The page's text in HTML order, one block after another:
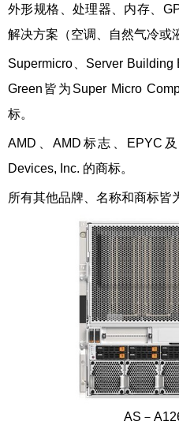
外形规格、处理器、内存、
解决方案（空调、自然气冷或
Supermicro、Server
Green皆为Super Micro
标。
AMD、AMD标志、EPYC
Devices, Inc. 的商标。
所有其他品牌、名称和商标皆
AS－